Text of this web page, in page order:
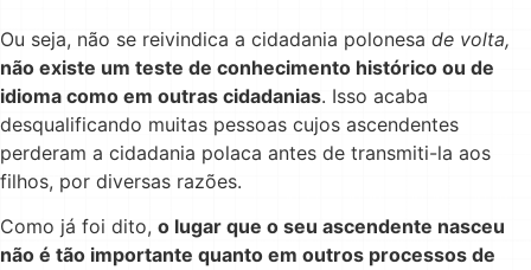
Ou seja, não se reivindica a cidadania polonesa de volta,
não existe um teste de conhecimento histórico ou de
idioma como em outras cidadanias. Isso acaba
desqualificando muitas pessoas cujos ascendentes
perderam a cidadania polaca antes de transmiti-la aos
filhos, por diversas razões.
Como já foi dito, o lugar que o seu ascendente nasceu
não é tão importante quanto em outros processos de